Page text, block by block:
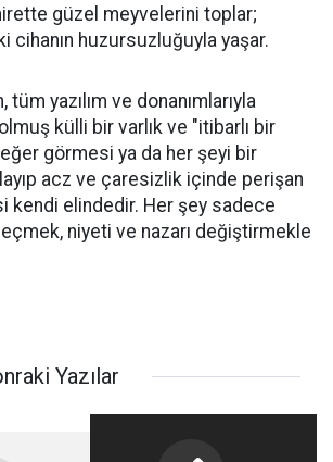
güzel meyvelerini toplar;
cihanın huzursuzluğuyla yaşar.
tüm yazılım ve donanımlarıyla
külli bir varlık ve "itibarlı bir
görmesi ya da her şeyi bir
acz ve çaresizlik içinde perişan
kendi elindedir. Her şey sadece
niyeti ve nazarı değiştirmekle
Yazılar